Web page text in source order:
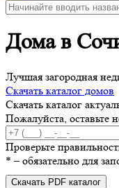
Дома в
Лучшая загородная
Скачать каталог домов
Скачать каталог
Пожалуйста, оставьте
Проверьте
* – обязательно для
Скачать PDF каталог